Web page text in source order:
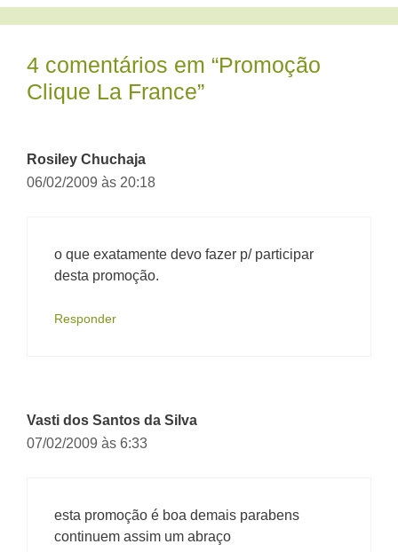
4 comentários em “Promoção
Clique La France”
Rosiley Chuchaja
06/02/2009 às 20:18
o que exatamente devo fazer p/ participar
desta promoção.
Responder
Vasti dos Santos da Silva
07/02/2009 às 6:33
esta promoção é boa demais parabens
continuem assim um abraço